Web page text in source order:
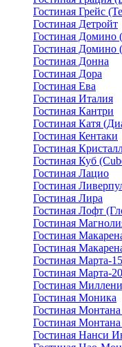
Гостиная Грейс
Гостиная Детройт
Гостиная Домино
Гостиная Домино
Гостиная Донна
Гостиная Дора
Гостиная Ева
Гостиная Италия
Гостиная Кантри
Гостиная Катя
Гостиная Кентаки
Гостиная
Гостиная Куб
Гостиная Лацио
Гостиная
Гостиная Лира
Гостиная Лофт
Гостиная
Гостиная
Гостиная
Гостиная Марта-15
Гостиная Марта-20
Гостиная
Гостиная Моника
Гостиная
Гостиная
Гостиная Нанси